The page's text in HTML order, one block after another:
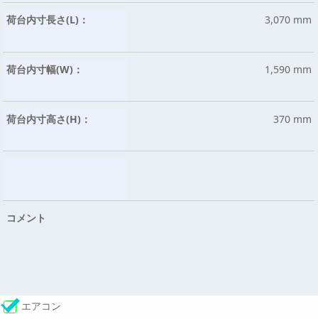
荷台内寸長さ(L)： 3,070 mm
荷台内寸幅(W)： 1,590 mm
荷台内寸高さ(H)： 370 mm
コメント
エアコン